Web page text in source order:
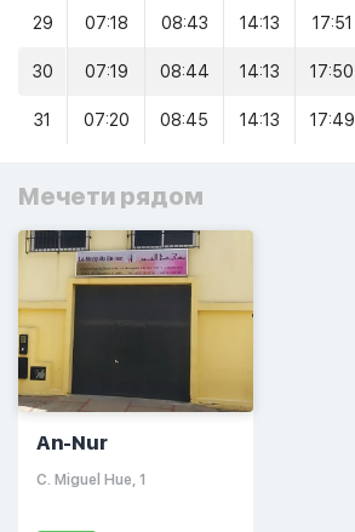
29 07:18 08:43 14:13 17:51
30 07:19 08:44 14:13 17:50
31 07:20 08:45 14:13 17:49
Мечети рядом
An-Nur
C. Miguel Hue, 1